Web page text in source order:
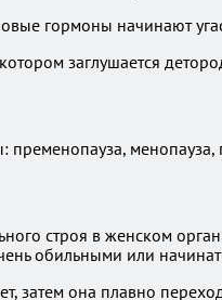
гормоны начинают
заглушается
менопауза,
строя в женском
обильными или
затем она плавно